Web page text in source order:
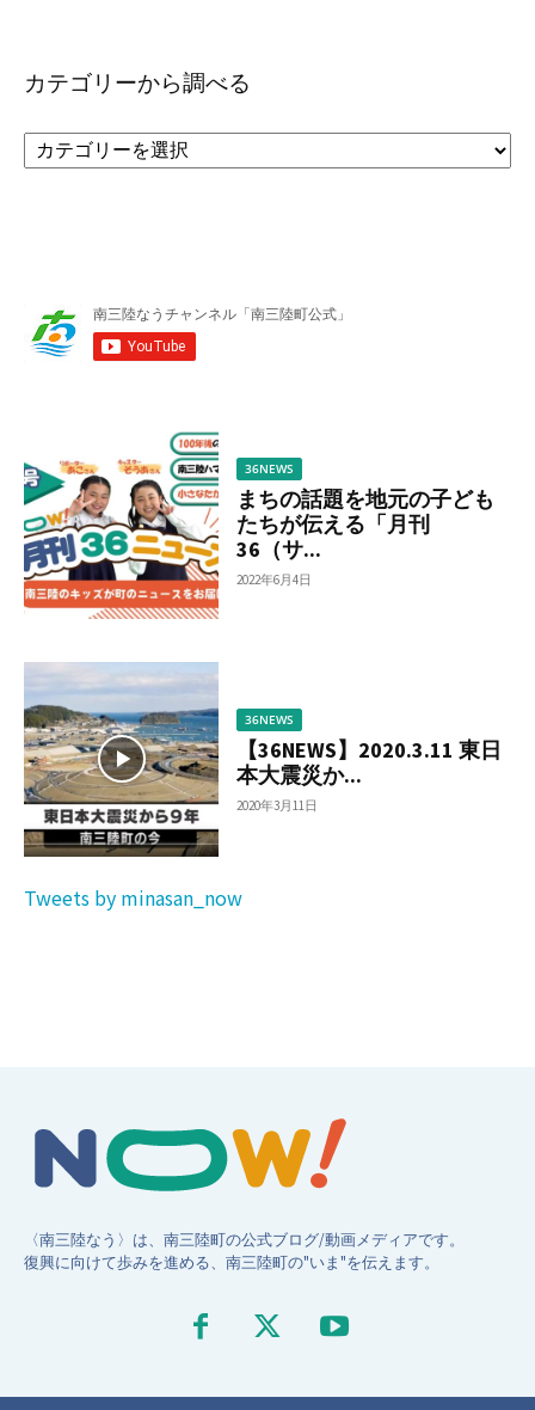
カテゴリーから調べる
カ
テ
ら
調
36NEWS
まちの話題を地元の子ども
たちが伝える「月刊
36（サ...
2022年6月4日
36NEWS
【36NEWS】2020.3.11 東日
本大震災か...
2020年3月11日
Tweets by minasan_now
〈南三陸なう〉は、南三陸町の公式ブログ/動画メディアです。
復興に向けて歩みを進める、南三陸町の"いま"を伝えます。